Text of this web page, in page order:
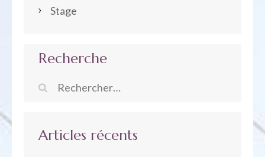
Stage
Recherche
Rechercher :
Articles récents